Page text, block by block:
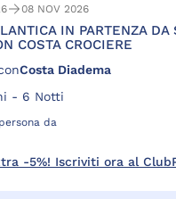
08 NOV 2026
IN PARTENZA DA
COSTA CROCIERE
Costa Diadema
- 6 Notti
da
-5%! Iscriviti ora al